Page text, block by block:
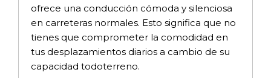
ofrece una conducción cómoda y silenciosa
en carreteras normales. Esto significa que no
tienes que comprometer la comodidad en
tus desplazamientos diarios a cambio de su
capacidad todoterreno.